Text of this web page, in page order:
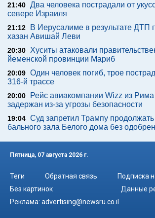
21:40 Два человека пострадали от
севере Израиля
21:12
В Иерусалиме в результате ДТП
хазан Авишай Леви
20:30 Хуситы атаковали
йеменской провинции Мариб
20:09 Один человек погиб, трое
316-й трассе
20:00
Рейс авиакомпании Wizz из
задержан из-за угрозы безопасности
19:04 Суд запретил Трампу продолжать
бального зала Белого дома без
Пятница, 07 августа 2026 г.
Теги Обратная связь
Подписка
Без картинок
Данные
Реклама: advertising@newsru.co.il